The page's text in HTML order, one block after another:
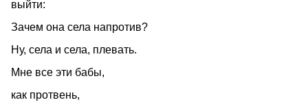
выйти:
Зачем она села напротив?
Ну, села и села, плевать.
Мне все эти бабы,
как протвень,